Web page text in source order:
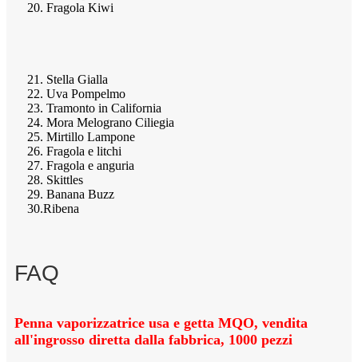
20. Fragola Kiwi
21. Stella Gialla
22. Uva Pompelmo
23. Tramonto in California
24. Mora Melograno Ciliegia
25. Mirtillo Lampone
26. Fragola e litchi
27. Fragola e anguria
28. Skittles
29. Banana Buzz
30.Ribena
FAQ
Penna vaporizzatrice usa e getta MQO, vendita
all'ingrosso diretta dalla fabbrica, 1000 pezzi